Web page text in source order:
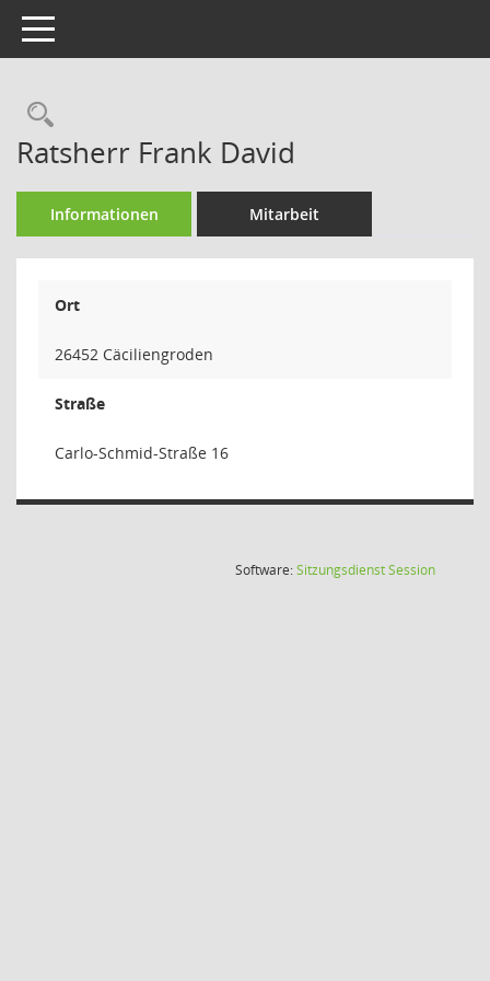
Toggle navigation
Rechercheauswahl
Ratsherr Frank David
Informationen Mitarbeit
Ort
26452 Cäciliengroden
Straße
Carlo-Schmid-Straße 16
Software:SitzungsdienstSession(Wird in